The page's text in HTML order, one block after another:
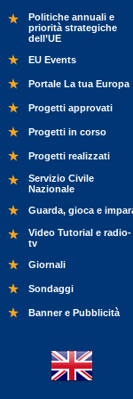
Politiche annuali e
priorità strategiche
dell’UE
EU Events
Portale La tua Europa
Progetti approvati
Progetti in corso
Progetti realizzati
Servizio Civile
Nazionale
Guarda, gioca e
Video Tutorial e radio-
tv
Giornali
Sondaggi
Banner e Pubblicità